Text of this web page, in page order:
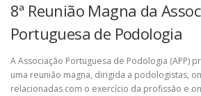
8ª Reunião Magna da
Portuguesa de Podologia
A Associação Portuguesa de Podologia (APP)
uma reunião magna, dirigida a podologistas,
relacionadas com o exercício da profissão e